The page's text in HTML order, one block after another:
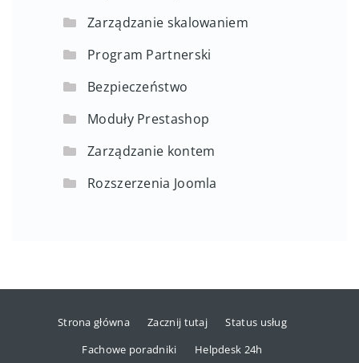
Zarządzanie skalowaniem
Program Partnerski
Bezpieczeństwo
Moduły Prestashop
Zarządzanie kontem
Rozszerzenia Joomla
Strona główna Zacznij tutaj
Status usług
Fachowe poradniki
Helpdesk 24h